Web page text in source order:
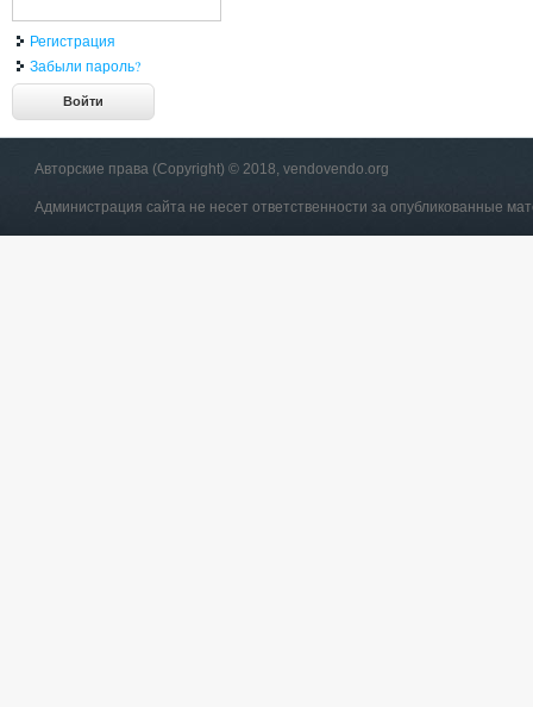
Регистрация
Забыли пароль?
Авторские права (Copyright) © 2018, vendovendo.org
Администрация сайта не несет ответственности за опубликованные